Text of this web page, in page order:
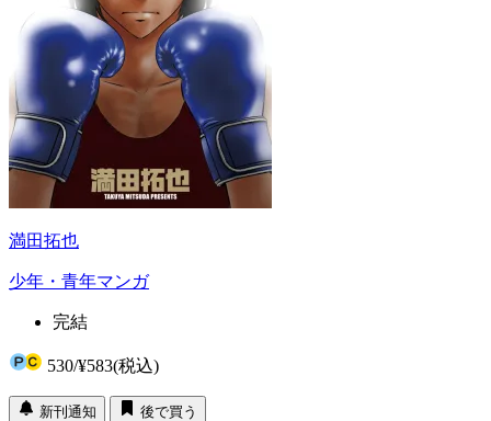
満田拓也
少年・青年マンガ
完結
530/¥583(税込)
新刊通知
後で買う